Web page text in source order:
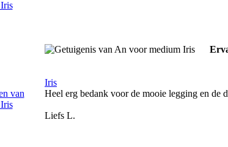
Iris
Heel erg bedank voor de mooie legging en de
Liefs L.